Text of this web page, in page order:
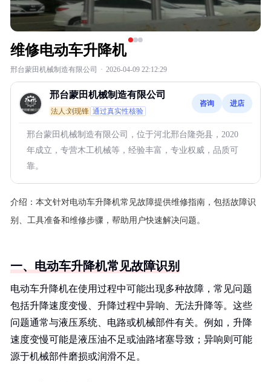
维修电动车升降机
邢台蒙田机械制造有限公司 · 2026-04-09 22:12:29
邢台蒙田机械制造有限公司
法人:刘现锋 通过真实性核验
咨询 进店
邢台蒙田机械制造有限公司，位于河北邢台隆尧县，2020
年成立，专营木工机械等，经验丰富，专业权威，品质可
靠。
介绍： 本文针对电动车升降机常见故障提供维修指南，包括故障识
别、工具准备和维修步骤，帮助用户快速解决问题。
一、电动车升降机常见故障识别
电动车升降机在使用过程中可能出现多种故障，常见问题
包括升降速度变慢、升降过程中异响、无法升降等。这些
问题通常与液压系统、电路或机械部件有关。例如，升降
速度变慢可能是液压油不足或油路堵塞导致；异响则可能
源于机械部件磨损或润滑不足。